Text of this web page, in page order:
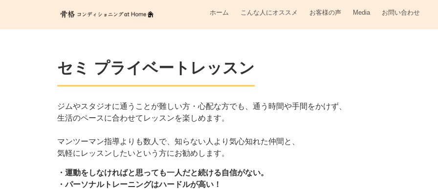
ホーム こんな人にオススメ お客様の声 Media お問い合わせ
セミ プライベートレッスン
ジムやスタジオに通うことが難しい方・心配な方でも、通う時間や手間をかけず、
生活のペースに合わせてレッスンを楽しめます。
マンツーマン指導よりも数人で、知らない人より気心知れた仲間と、
気軽にレッスンしたいという方にお勧めします。
・運動をしなければと思っても一人だと続ける自信がない。
・パーソナルトレーニングはハードルが高い！